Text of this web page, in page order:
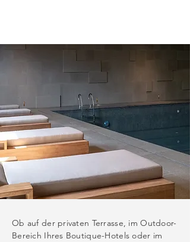
Ob auf der privaten Terrasse, im Outdoor-
Bereich Ihres Boutique-Hotels oder im